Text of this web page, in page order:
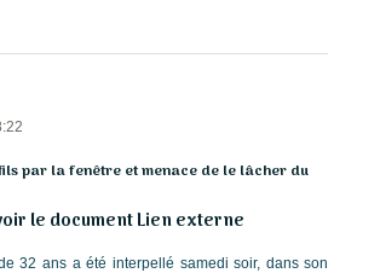
par la fenêtre et menace de le lâcher du
Lien externe
32 ans a été interpellé samedi soir, dans son